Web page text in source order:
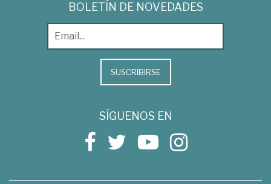
BOLETÍN DE NOVEDADES
SUSCRIBIRSE
SÍGUENOS EN